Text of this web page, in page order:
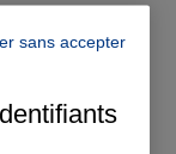
sans accepter